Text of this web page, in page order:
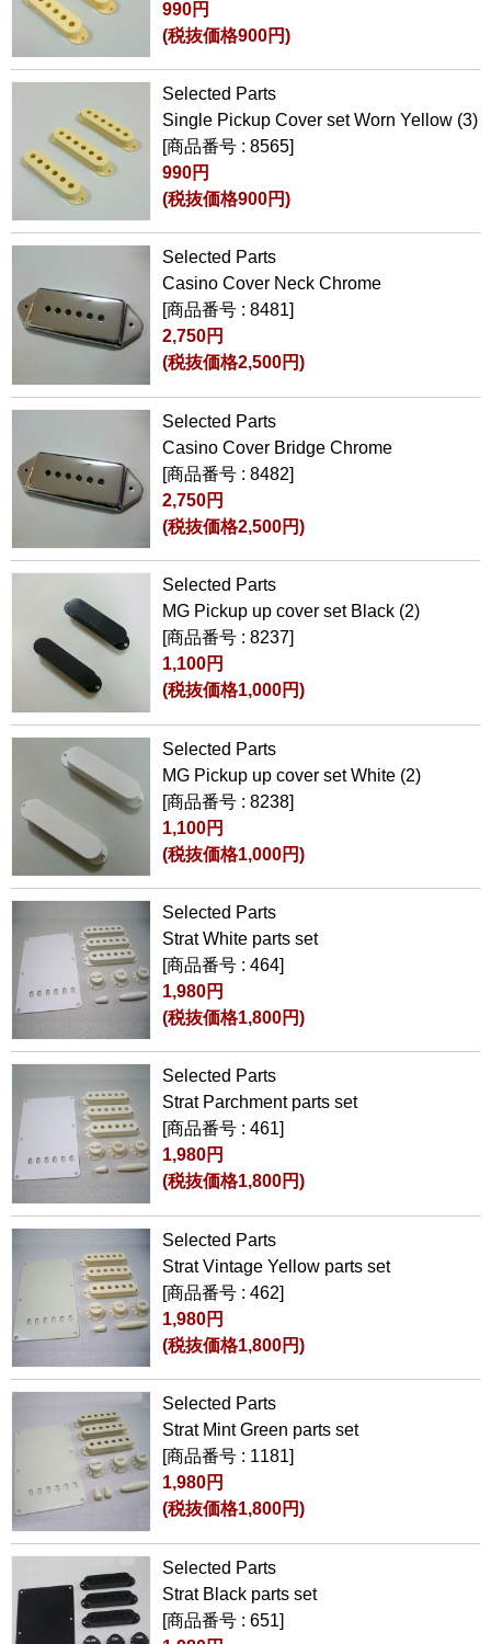
990円
(税抜価格900円)
Selected Parts
Single Pickup Cover set Worn Yellow (3)
[商品番号 : 8565]
990円
(税抜価格900円)
Selected Parts
Casino Cover Neck Chrome
[商品番号 : 8481]
2,750円
(税抜価格2,500円)
Selected Parts
Casino Cover Bridge Chrome
[商品番号 : 8482]
2,750円
(税抜価格2,500円)
Selected Parts
MG Pickup up cover set Black (2)
[商品番号 : 8237]
1,100円
(税抜価格1,000円)
Selected Parts
MG Pickup up cover set White (2)
[商品番号 : 8238]
1,100円
(税抜価格1,000円)
Selected Parts
Strat White parts set
[商品番号 : 464]
1,980円
(税抜価格1,800円)
Selected Parts
Strat Parchment parts set
[商品番号 : 461]
1,980円
(税抜価格1,800円)
Selected Parts
Strat Vintage Yellow parts set
[商品番号 : 462]
1,980円
(税抜価格1,800円)
Selected Parts
Strat Mint Green parts set
[商品番号 : 1181]
1,980円
(税抜価格1,800円)
Selected Parts
Strat Black parts set
[商品番号 : 651]